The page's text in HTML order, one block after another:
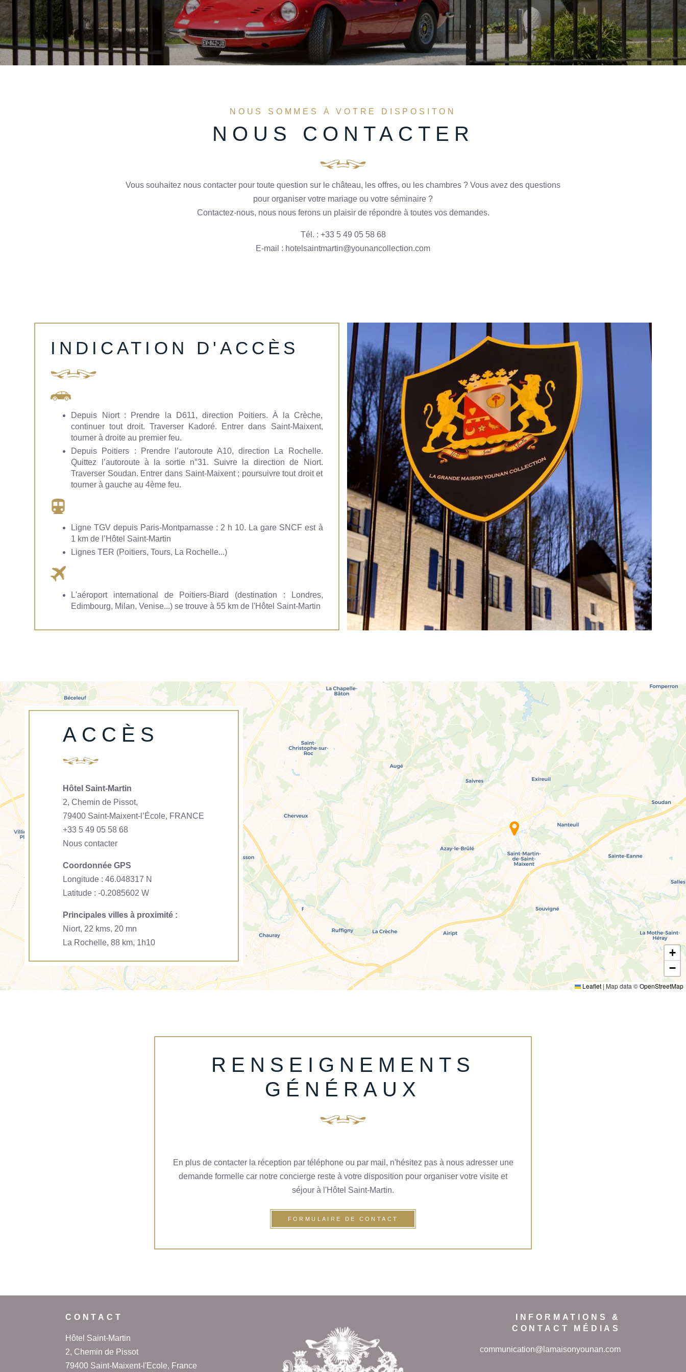
NOUS SOMMES À VOTRE DISPOSITON
NOUS CONTACTER
Vous souhaitez nous contacter pour toute question sur le château, les offres, ou les chambres ? Vous avez des questions
pour organiser votre mariage ou votre séminaire ?
Contactez-nous, nous nous ferons un plaisir de répondre à toutes vos demandes.
Tél. : +33 5 49 05 58 68
E-mail : hotelsaintmartin@younancollection.com
INDICATION D'ACCÈS
Depuis Niort : Prendre la D611, direction Poitiers. À la Crèche,
continuer tout droit. Traverser Kadoré. Entrer dans Saint-Maixent,
tourner à droite au premier feu.
Depuis Poitiers : Prendre l’autoroute A10, direction La Rochelle.
Quittez l’autoroute à la sortie n°31. Suivre la direction de Niort.
Traverser Soudan. Entrer dans Saint-Maixent ; poursuivre tout droit et
tourner à gauche au 4ème feu.
Ligne TGV depuis Paris-Montparnasse : 2 h 10. La gare SNCF est à
1 km de l’Hôtel Saint-Martin
Lignes TER (Poitiers, Tours, La Rochelle...)
L'aéroport international de Poitiers-Biard (destination : Londres,
Edimbourg, Milan, Venise...) se trouve à 55 km de l'Hôtel Saint-Martin
+
−
Leaflet | Map data ©OpenStreetMap
ACCÈS
Hôtel Saint-Martin
2, Chemin de Pissot,
79400 Saint-Maixent-l’École, FRANCE
+33 5 49 05 58 68
Nous contacter
Coordonnée GPS
Longitude : 46.048317 N
Latitude : -0.2085602 W
Principales villes à proximité :
Niort, 22 kms, 20 mn
La Rochelle, 88 km, 1h10
RENSEIGNEMENTS
GÉNÉRAUX
En plus de contacter la réception par téléphone ou par mail, n'hésitez pas à nous adresser une
demande formelle car notre concierge reste à votre disposition pour organiser votre visite et
séjour à l'Hôtel Saint-Martin.
FORMULAIRE DE CONTACT
Revenir en
haut de page
CONTACT
Hôtel Saint-Martin
2, Chemin de Pissot
79400 Saint-Maixent-l'Ecole, France
INFORMATIONS &
CONTACT MÉDIAS
communication@lamaisonyounan.com
ACCUEIL
CHAMBRES
SERVICES
TOURISME
OFFRES
AGENDA
CARTES CADEAUX
ACCÈS